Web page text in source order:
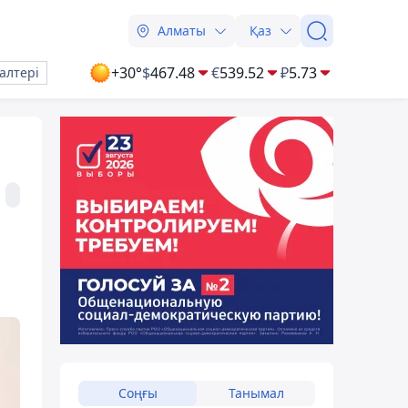
Алматы Қаз
+30°$467.48 €539.52 ₽5.73
Соңғы Танымал